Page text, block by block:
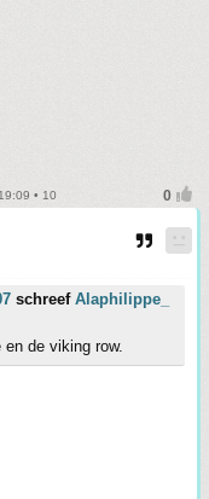
• 10
schreef Alaphilippe_
de viking row.